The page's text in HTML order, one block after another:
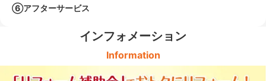
⑥アフターサービス
インフォメーション
Information